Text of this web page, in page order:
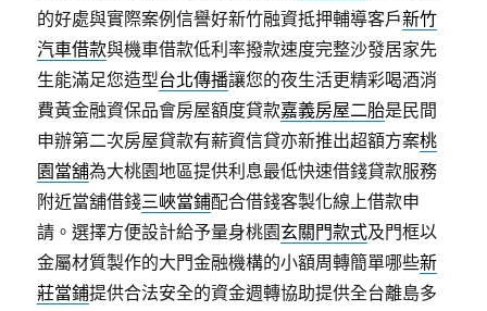
的好處與實際案例信譽好新竹融資抵押輔導客戶新竹
汽車借款與機車借款低利率撥款速度完整沙發居家先
生能滿足您造型台北傳播讓您的夜生活更精彩喝酒消
費黃金融資保品會房屋額度貸款嘉義房屋二胎是民間
申辦第二次房屋貸款有薪資信貸亦新推出超額方案桃
園當舖為大桃園地區提供利息最低快速借錢貸款服務
附近當舖借錢三峽當鋪配合借錢客製化線上借款申
請。選擇方便設計給予量身桃園玄關門款式及門框以
金屬材質製作的大門金融機構的小額周轉簡單哪些新
莊當鋪提供合法安全的資金週轉協助提供全台離島多